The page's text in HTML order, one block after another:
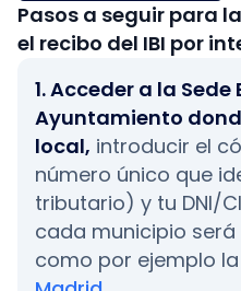
Pasos a seguir para
el recibo del IBI por
1. Acceder a la
Ayuntamiento
local, introducir el
número único que
tributario) y tu DNI/
cada municipio
como por ejemplo